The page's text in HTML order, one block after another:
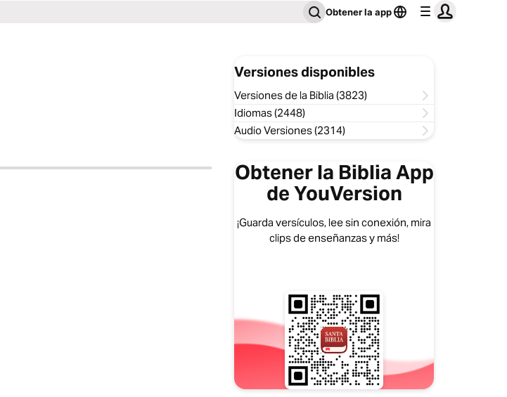
Obtener la app
Versiones disponibles
Versiones de la Biblia (3823)
Idiomas (2448)
Audio Versiones (2314)
Obtener la Biblia App
de YouVersion
¡Guarda versículos, lee sin conexión, mira
clips de enseñanzas y más!